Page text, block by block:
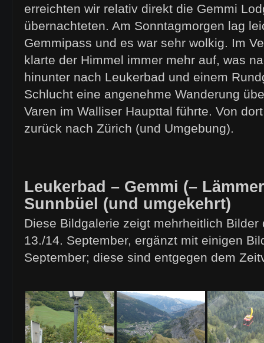
erreichten wir relativ direkt die Gemmi
übernachteten. Am Sonntagmorgen lag
Gemmipass und es war sehr wolkig. Im
klarte der Himmel immer mehr auf, was
hinunter nach Leukerbad und einem
Schlucht eine angenehme Wanderung
Varen im Walliser Haupttal führte. Von
zurück nach Zürich (und Umgebung).
Leukerbad – Gemmi (–
Sunnbüel (und umgekehrt)
Diese Bildgalerie zeigt mehrheitlich Bilder
13./14. September, ergänzt mit einigen
September; diese sind entgegen dem